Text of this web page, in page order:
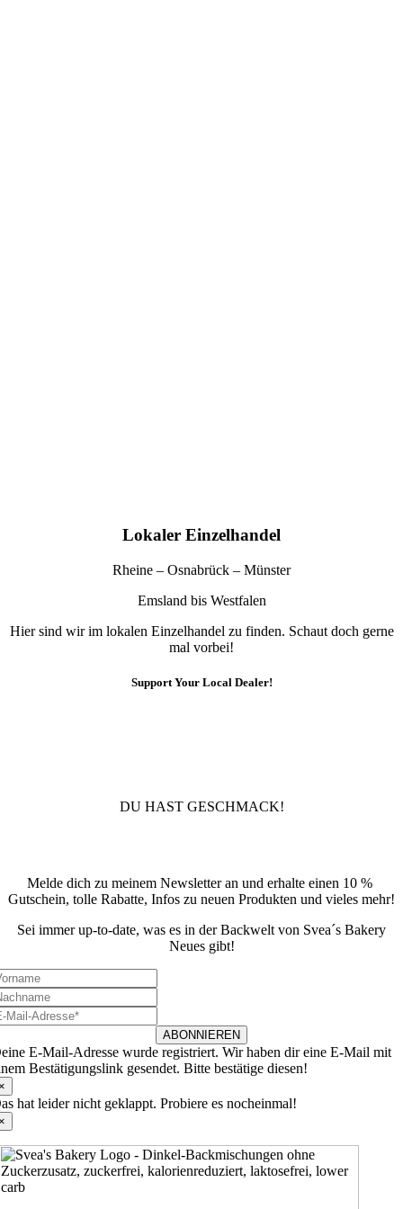
Lokaler Einzelhandel
Rheine – Osnabrück – Münster
Emsland bis Westfalen
Hier sind wir im lokalen Einzelhandel zu finden. Schaut doch gerne
mal vorbei!
Support Your Local Dealer!
DU HAST GESCHMACK!
Melde dich zu meinem Newsletter an und erhalte einen 10 %
Gutschein, tolle Rabatte, Infos zu neuen Produkten und vieles mehr!
Sei immer up-to-date, was es in der Backwelt von Svea´s Bakery
Neues gibt!
ABONNIEREN
E-Mail-Adresse wurde registriert. Wir haben dir eine E-Mail mit
Bestätigungslink gesendet. Bitte bestätige diesen!
hat leider nicht geklappt. Probiere es nocheinmal!